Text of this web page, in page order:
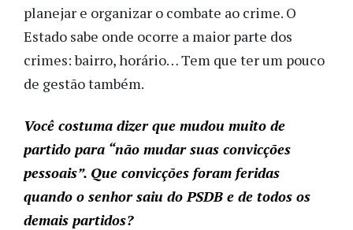
planejar e organizar o combate ao crime. O
Estado sabe onde ocorre a maior parte dos
crimes: bairro, horário… Tem que ter um pouco
de gestão também.
Você costuma dizer que mudou muito de
partido para “não mudar suas convicções
pessoais”. Que convicções foram feridas
quando o senhor saiu do PSDB e de todos os
demais partidos?